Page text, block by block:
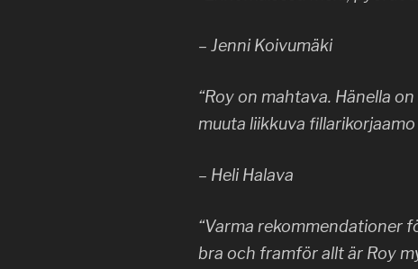
– Jenni Koivumäki
“Roy on mahtava. Hänella
muuta liikkuva
– Heli Halava
“Varma rekommendationer
bra och framför allt är Roy